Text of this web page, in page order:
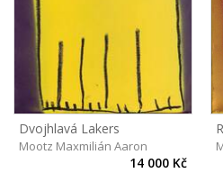
Dvojhlavá Lakers
Mootz Maxmilián Aaron
14 000 Kč